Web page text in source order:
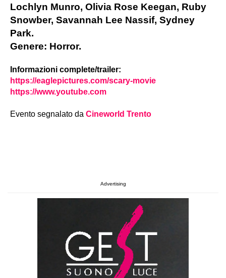
Lochlyn Munro, Olivia Rose Keegan, Ruby
Snowber, Savannah Lee Nassif, Sydney
Park.
Genere: Horror.
Informazioni complete/trailer:
https://eaglepictures.com/scary-movie
https://www.youtube.com
Evento segnalato da Cineworld Trento
Advertising